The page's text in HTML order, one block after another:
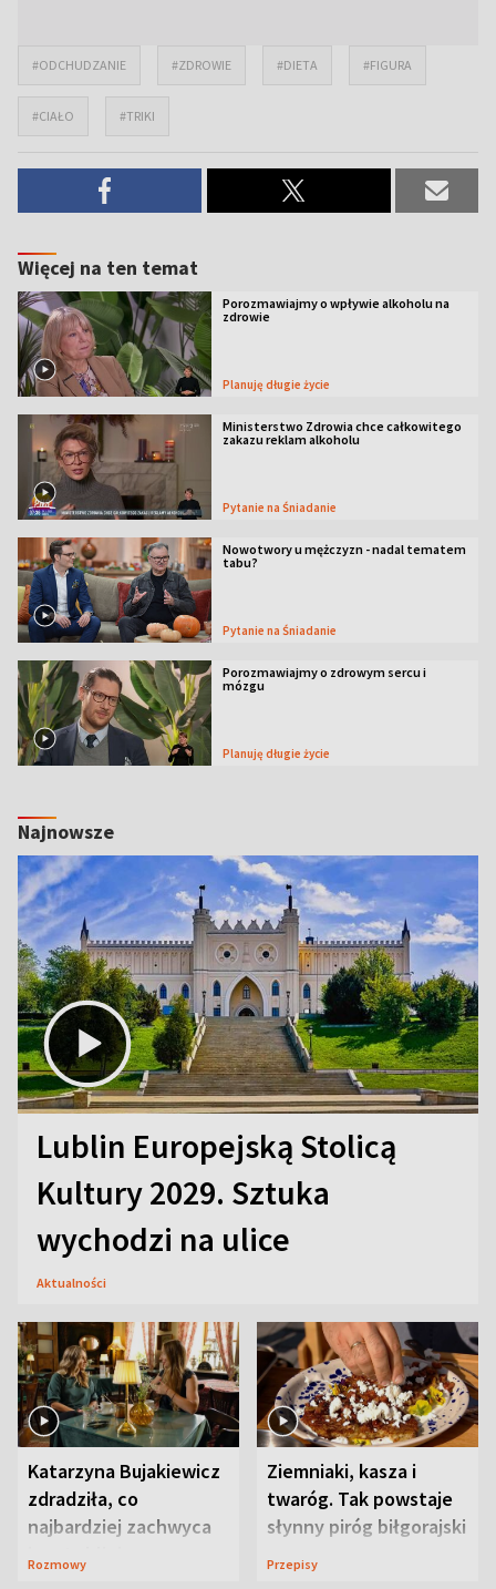
#ODCHUDZANIE #ZDROWIE #DIETA #FIGURA
#CIAŁO #TRIKI
Więcej na ten temat
Porozmawiajmy o wpływie alkoholu na
zdrowie
Planuję długie życie
Ministerstwo Zdrowia chce całkowitego
zakazu reklam alkoholu
Pytanie na Śniadanie
Nowotwory u mężczyzn - nadal tematem
tabu?
Pytanie na Śniadanie
Porozmawiajmy o zdrowym sercu i
mózgu
Planuję długie życie
Najnowsze
Lublin Europejską Stolicą
Kultury 2029. Sztuka
wychodzi na ulice
Aktualności
Katarzyna Bujakiewicz
zdradziła, co
najbardziej zachwyca
ją w Lublinie
Rozmowy
Ziemniaki, kasza i
twaróg. Tak powstaje
słynny piróg biłgorajski
Przepisy